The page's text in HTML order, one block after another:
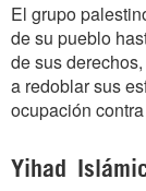
El grupo
de su pueblo
de sus
a redoblar sus
ocupación
Yihad